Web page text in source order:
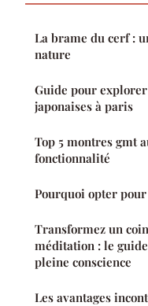
La brame du cerf :
nature
Guide pour
japonaises à paris
Top 5 montres gmt
fonctionnalité
Pourquoi opter
Transformez un
méditation : le
pleine conscience
Les avantages